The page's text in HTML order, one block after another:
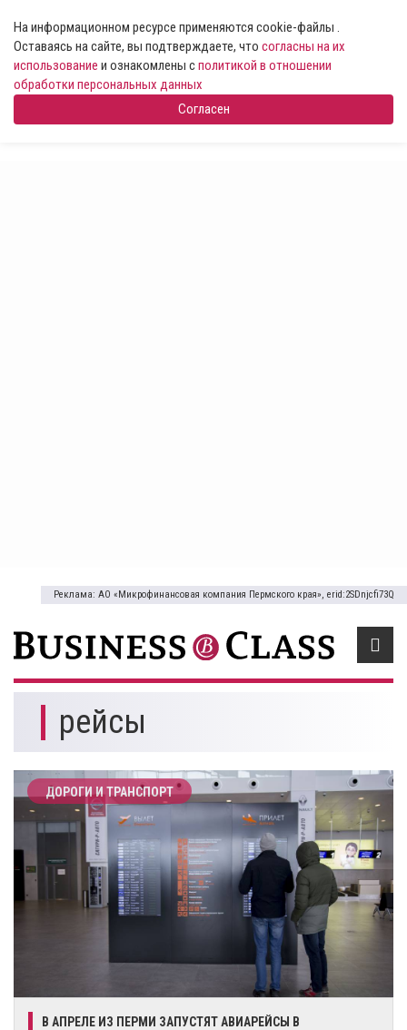
На информационном ресурсе применяются cookie-файлы .
Оставаясь на сайте, вы подтверждаете, что согласны на их
использование и ознакомлены сполитикой в отношении
обработки персональных данных
Согласен
Реклама: АО «Микрофинансовая компания Пермского края», erid:2SDnjcfi73Q
рейсы
ДОРОГИ И ТРАНСПОРТ
​В АПРЕЛЕ ИЗ ПЕРМИ ЗАПУСТЯТ АВИАРЕЙСЫ В